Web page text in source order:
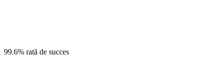
99.6% rată de succes